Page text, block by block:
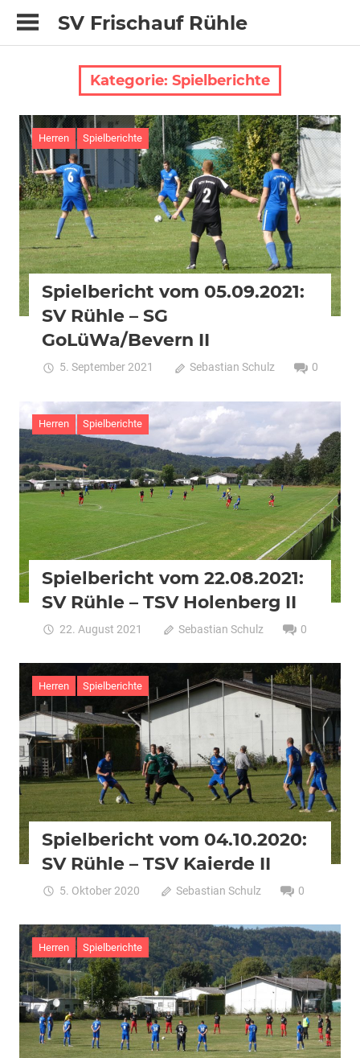
Inhalt
springen
SV Frischauf Rühle
Kategorie: Spielberichte
Herren Spielberichte
Spielbericht vom 05.09.2021:
SV Rühle – SG
GoLüWa/Bevern II
5. September 2021 Sebastian Schulz 0
Herren Spielberichte
Spielbericht vom 22.08.2021:
SV Rühle – TSV Holenberg II
22. August 2021 Sebastian Schulz 0
Herren Spielberichte
Spielbericht vom 04.10.2020:
SV Rühle – TSV Kaierde II
5. Oktober 2020 Sebastian Schulz 0
Herren Spielberichte